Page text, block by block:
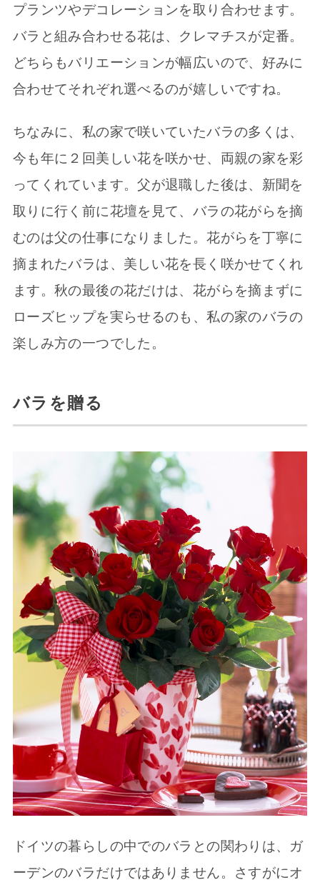
プランツやデコレーションを取り合わせます。
バラと組み合わせる花は、クレマチスが定番。
どちらもバリエーションが幅広いので、好みに
合わせてそれぞれ選べるのが嬉しいですね。
ちなみに、私の家で咲いていたバラの多くは、
今も年に２回美しい花を咲かせ、両親の家を彩
ってくれています。父が退職した後は、新聞を
取りに行く前に花壇を見て、バラの花がらを摘
むのは父の仕事になりました。花がらを丁寧に
摘まれたバラは、美しい花を長く咲かせてくれ
ます。秋の最後の花だけは、花がらを摘まずに
ローズヒップを実らせるのも、私の家のバラの
楽しみ方の一つでした。
バラを贈る
ドイツの暮らしの中でのバラとの関わりは、ガ
ーデンのバラだけではありません。さすがにオ